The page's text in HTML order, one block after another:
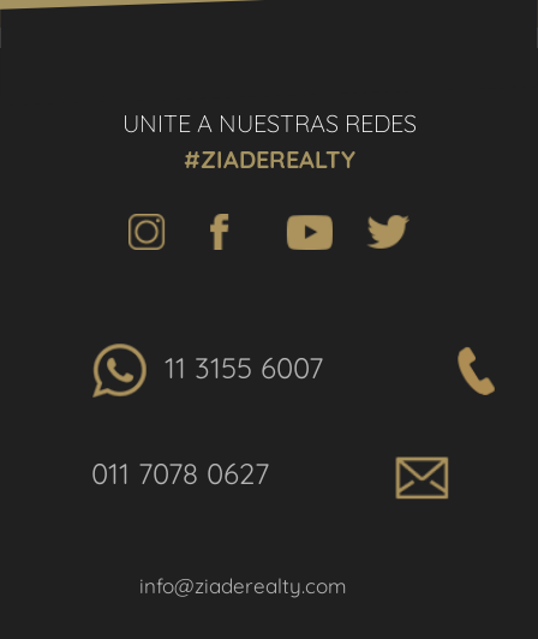
UNITE A NUESTRAS REDES
#ZIADEREALTY
11 3155 6007
011 7078 0627
info@ziaderealty.com